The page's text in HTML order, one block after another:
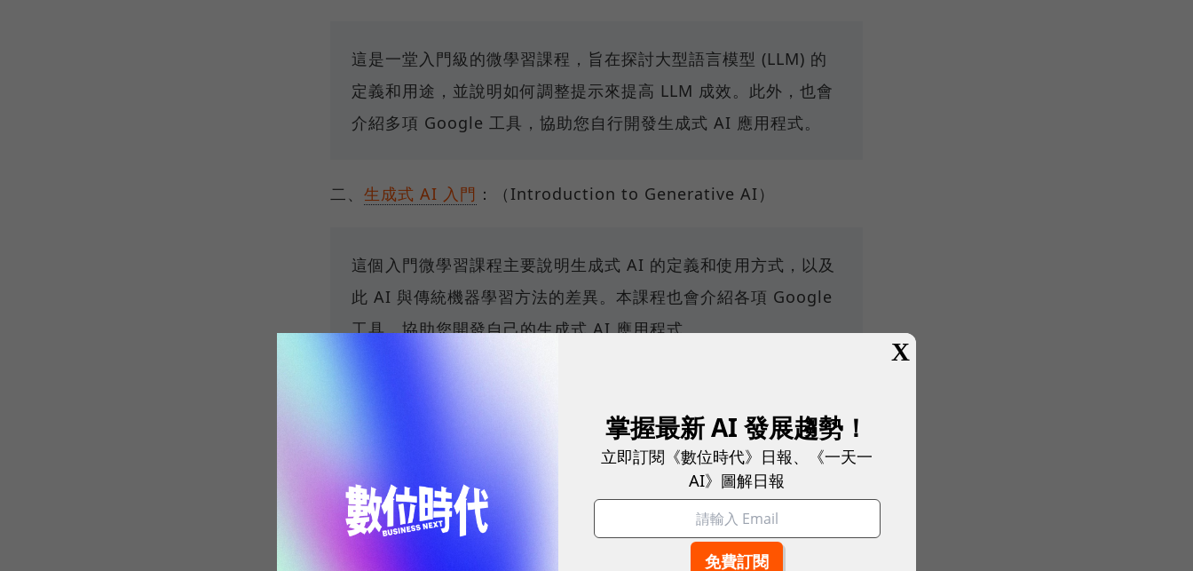
這是一堂入門級的微學習課程，旨在探討大型語言模型 (LLM) 的
定義和用途，並說明如何調整提示來提高 LLM 成效。此外，也會
介紹多項 Google 工具，協助您自行開發生成式 AI 應用程式。
二、 生成式 AI 入門 ：（Introduction to Generative AI）
這個入門微學習課程主要說明生成式 AI 的定義和使用方式，以及
此 AI 與傳統機器學習方法的差異。本課程也會介紹各項 Google
工具，協助您開發自己的生成式 AI 應用程式。
AI提升效率，永續決定未來！全球永續指標企業認證☀️100 MVP等你角
從翻譯應用程式到自動駕駛車輛，機器學習 (ML) 技術是我們使用
X
掌握最新 AI 發展趨勢！
立即訂閱《數位時代》日報、《一天一
AI》圖解日報